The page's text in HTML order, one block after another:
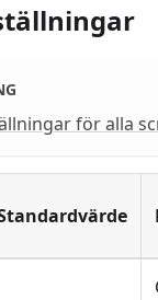
för alla